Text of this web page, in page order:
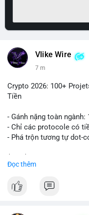
Vlike Wire
7 m
Crypto 2026: 100+
Tiền
- Gánh nặng toàn
- Chỉ các protocole có
- Phá trộn tương tự dot-
Đọc thêm